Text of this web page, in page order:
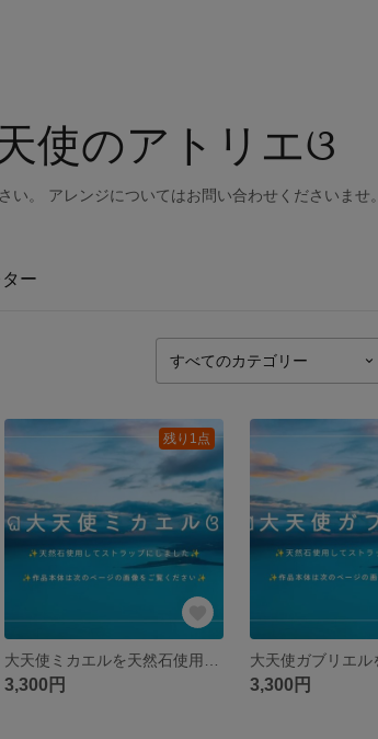
使のアトリエଓ⁠
。 アレンジについてはお問い合わせくださいませ。
ター
残り1点
3,300円 3,300円